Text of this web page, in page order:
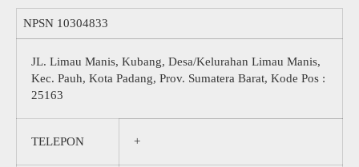
NPSN 10304833
JL. Limau Manis, Kubang, Desa/Kelurahan Limau Manis,
Kec. Pauh, Kota Padang, Prov. Sumatera Barat, Kode Pos :
25163
TELEPON +